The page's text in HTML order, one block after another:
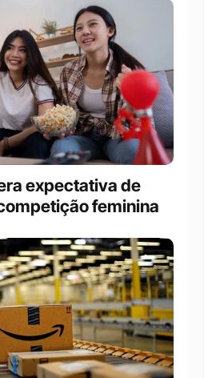
expectativa de
feminina